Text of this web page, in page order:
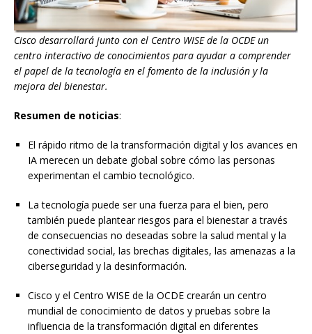
Cisco desarrollará junto con el Centro WISE de la OCDE un
centro interactivo de conocimientos para ayudar a comprender
el papel de la tecnología en el fomento de la inclusión y la
mejora del bienestar.
Resumen de noticias:
El rápido ritmo de la transformación digital y los avances en
IA merecen un debate global sobre cómo las personas
experimentan el cambio tecnológico.
La tecnología puede ser una fuerza para el bien, pero
también puede plantear riesgos para el bienestar a través
de consecuencias no deseadas sobre la salud mental y la
conectividad social, las brechas digitales, las amenazas a la
ciberseguridad y la desinformación.
Cisco y el Centro WISE de la OCDE crearán un centro
mundial de conocimiento de datos y pruebas sobre la
influencia de la transformación digital en diferentes